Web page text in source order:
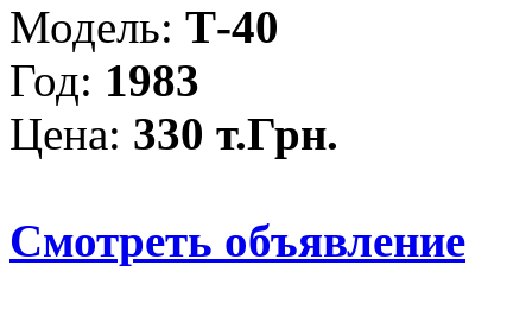
Модель: Т-40
Год: 1983
Цена: 330 т.Грн.
Смотреть объявление